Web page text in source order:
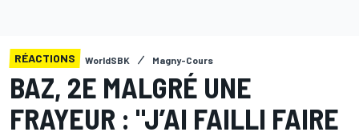
RÉACTIONS WorldSBK Magny-Cours
BAZ, 2E MALGRÉ UNE
FRAYEUR : "J’AI FAILLI FAIRE